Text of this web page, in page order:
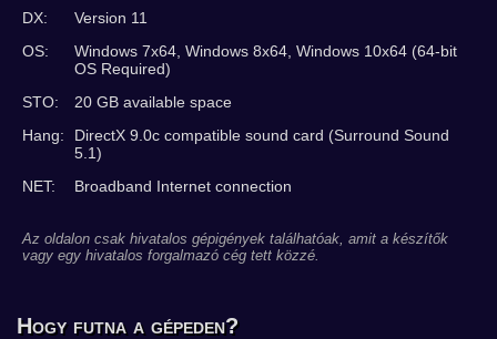
DX:
Version 11
OS:
Windows 7x64, Windows 8x64, Windows 10x64 (64-bit
OS Required)
STO:
20 GB available space
Hang:
DirectX 9.0c compatible sound card (Surround Sound
5.1)
NET:
Broadband Internet connection
Az oldalon csak hivatalos gépigények találhatóak, amit a készítők
vagy egy hivatalos forgalmazó cég tett közzé.
Hogy futna a gépeden?